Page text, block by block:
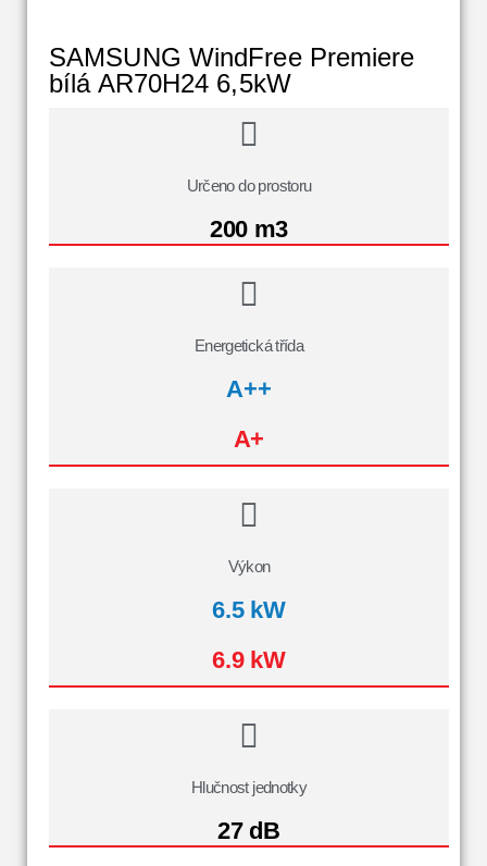
SAMSUNG WindFree Premiere
bílá AR70H24 6,5kW
Určeno do prostoru
200 m3
Energetická třída
A++
A+
Výkon
6.5 kW
6.9 kW
Hlučnost jednotky
27 dB